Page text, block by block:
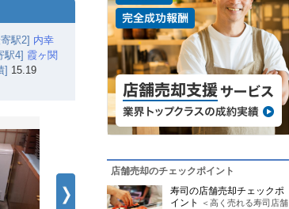
駅2] 内幸
駅4] 霞ヶ関
] 15.19
店舗売却のチェックポイント
寿司の店舗売却チェックポ
イント
＜高く売れる寿司店舗